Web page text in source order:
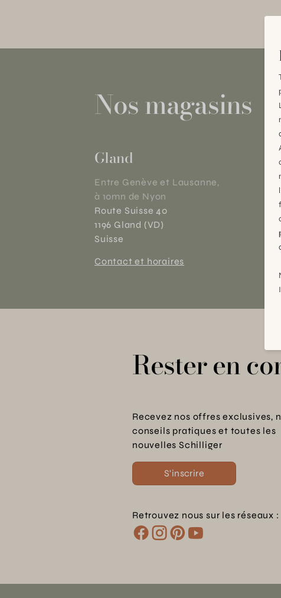
Nos magasins
Gland
Entre Genève et Lausanne,
à 10mn de Nyon
Route Suisse 40
1196 Gland (VD)
Suisse
Contact et horaires
Rester en
Recevez nos offres exclusives,
conseils pratiques et toutes les
nouvelles Schilliger
S'inscrire
Retrouvez nous sur les réseaux :